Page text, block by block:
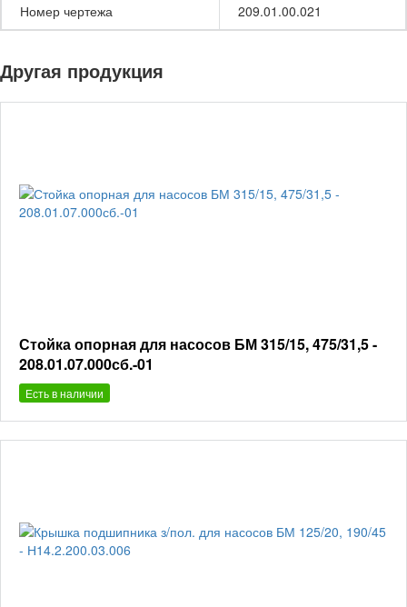
Номер чертежа 209.01.00.021
Другая продукция
Стойка опорная для насосов БМ 315/15, 475/31,5 -
208.01.07.000сб.-01
Есть в наличии